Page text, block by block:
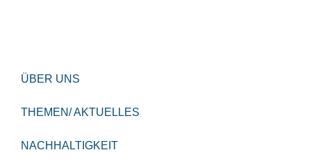
ÜBER UNS
THEMEN/ AKTUELLES
NACHHALTIGKEIT